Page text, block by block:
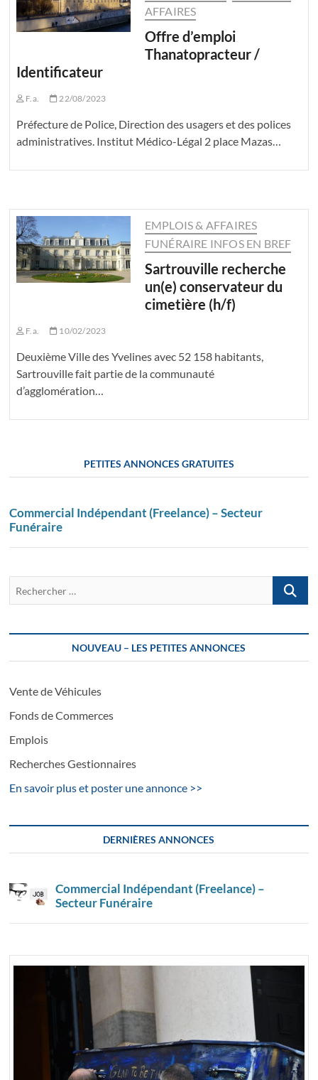
AFFAIRES
Offre d’emploi
Thanatopracteur /
Identificateur
F.a. 22/08/2023
Préfecture de Police, Direction des usagers et des polices
administratives. Institut Médico-Légal 2 place Mazas…
EMPLOIS & AFFAIRES
FUNÉRAIRE INFOS EN BREF
Sartrouville recherche
un(e) conservateur du
cimetière (h/f)
F.a. 10/02/2023
Deuxième Ville des Yvelines avec 52 158 habitants,
Sartrouville fait partie de la communauté
d’agglomération…
PETITES ANNONCES GRATUITES
Commercial Indépendant (Freelance) – Secteur
Funéraire
…
NOUVEAU – LES PETITES ANNONCES
Vente de Véhicules
Fonds de Commerces
Emplois
Recherches Gestionnaires
En savoir plus et poster une annonce >>
DERNIÈRES ANNONCES
Commercial Indépendant (Freelance) –
Secteur Funéraire